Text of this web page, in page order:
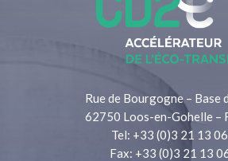
Rue de Bourgogne – Base
62750 Loos-en-Gohelle –
Tel: +33 (0)3 21 13
Fax: +33 (0)3 21 13